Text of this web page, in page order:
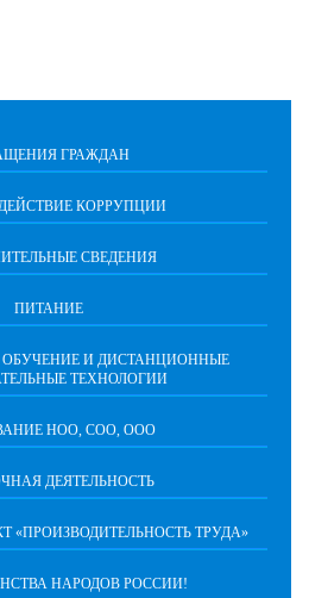
ГРАЖДАН
КОРРУПЦИИ
СВЕДЕНИЯ
ПИТАНИЕ
И ДИСТАНЦИОННЫЕ
ТЕХНОЛОГИИ
НОО, СОО, ООО
ДЕЯТЕЛЬНОСТЬ
«ПРОИЗВОДИТЕЛЬНОСТЬ ТРУДА»
НАРОДОВ РОССИИ!